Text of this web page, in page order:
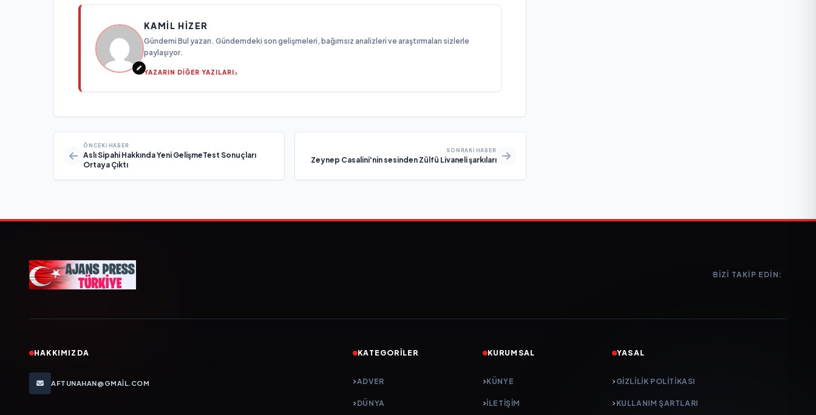
KAMIL HIZER
Gündemi Bul yazarı. Gündemdeki son gelişmeleri, bağımsız analizleri ve araştırmaları sizlerle
paylaşıyor.
YAZARIN DİĞER YAZILARI
ÖNCEKI HABER
Aslı Sipahi Hakkında Yeni GelişmeTest Sonuçları
Ortaya Çıktı
SONRAKI HABER
Zeynep Casalini'nin sesinden Zülfü Livaneli şarkıları
BIZI TAKIP EDIN:
HAKKIMIZDA
AFTUNAHAN@GMAIL.COM
KATEGORILER
ADVER
DÜNYA
KURUMSAL
KÜNYE
İLETIŞIM
YASAL
GIZLILIK POLITIKASI
KULLANIM ŞARTLARI